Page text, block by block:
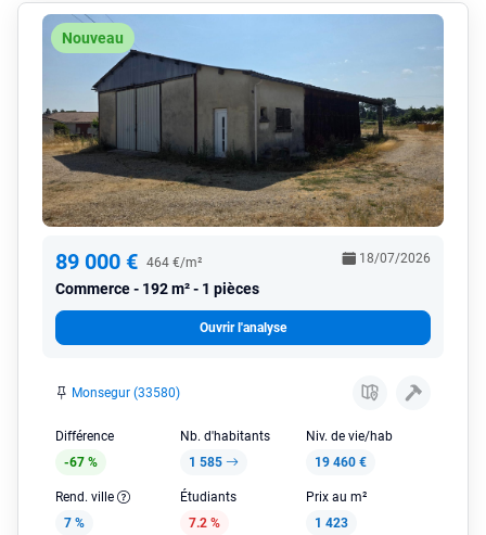
Nouveau
89 000 € 464 €/m²
Commerce 192 m² - 1 pièces
18/07/2026
Ouvrir l'analyse
Monsegur (33580)
Différence
-67 %
Nb. d'habitants
1 585
Niv. de vie/hab
19 460 €
Rend. ville
7 %
Étudiants
7.2 %
Prix au m²
1 423